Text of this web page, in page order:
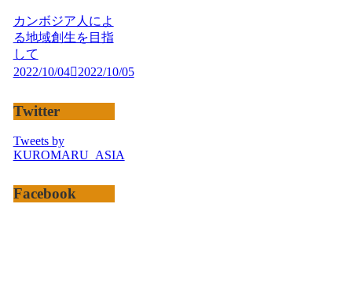
カンボジア人によ
る地域創生を目指
して
2022/10/04
2022/10/05
Twitter
Tweets by
KUROMARU_ASIA
Facebook